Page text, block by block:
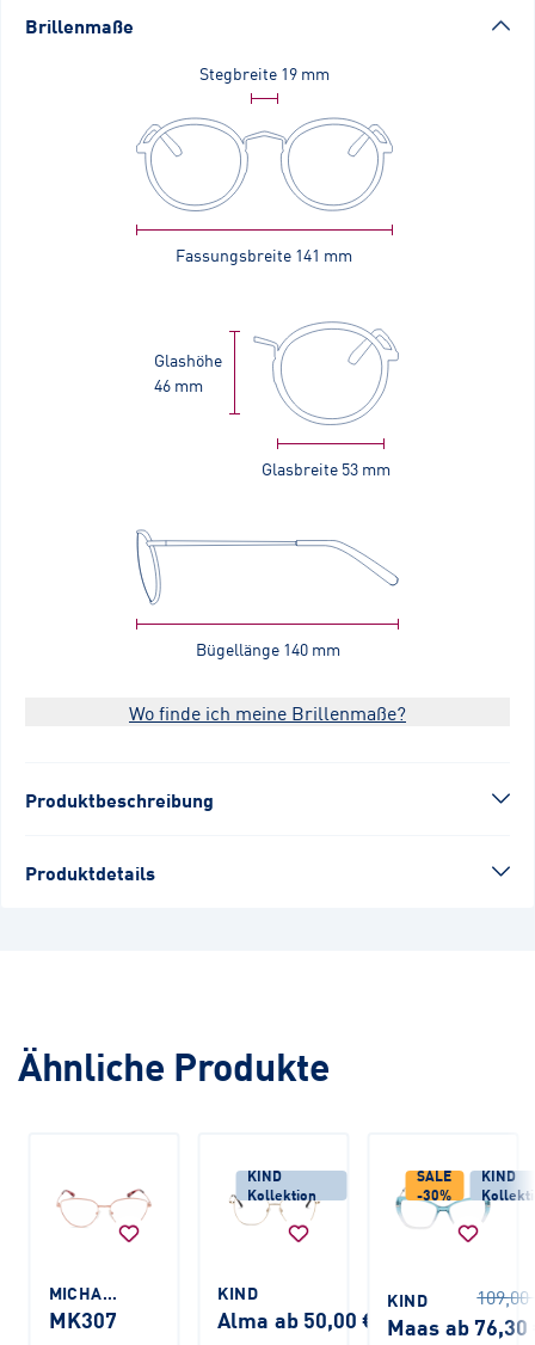
Brillenmaße
Stegbreite 19 mm
Fassungsbreite 141 mm
Glasbreite 53 mm
Glashöhe
46 mm
Bügellänge 140 mm
Wo finde ich meine Brillenmaße?
Produktbeschreibung
Produktdetails
Ähnliche Produkte
MICHAEL KORS
MK307
KIND
Kollektion
KIND
Alma ab 50,00 €
SALE
-30%
KIND
KIND
Maas ab 76,30